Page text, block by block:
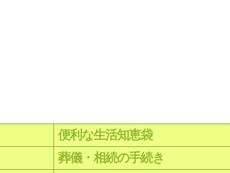
便利な生活知恵袋
葬儀・相続の手続き